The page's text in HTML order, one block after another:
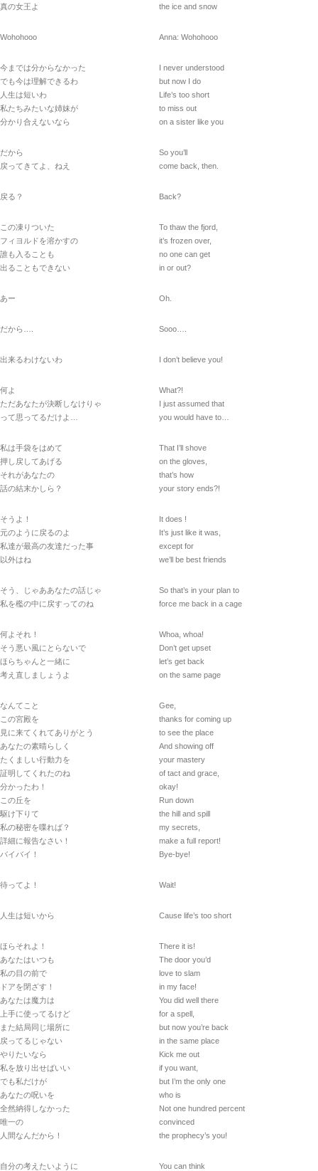
真の女王よ
Wohohooo
今までは分からなかった
でも今は理解できるわ
人生は短いわ
私たちみたいな姉妹が
分かり合えないなら
だから
戻ってきてよ、ねえ
戻る？
この凍りついた
フィヨルドを溶かすの
誰も入ることも
出ることもできない
あー
だから….
出来るわけないわ
何よ
ただあなたが決断しなけりゃ
って思ってるだけよ…
私は手袋をはめて
押し戻してあげる
それがあなたの
話の結末かしら？
そうよ！
元のように戻るのよ
私達が最高の友達だった事
以外はね
そう、じゃああなたの話じゃ
私を檻の中に戻すってのね
何よそれ！
そう悪い風にとらないで
ほらちゃんと一緒に
考え直しましょうよ
なんてこと
この宮殿を
見に来てくれてありがとう
あなたの素晴らしく
たくましい行動力を
証明してくれたのね
分かったわ！
この丘を
駆け下りて
私の秘密を喋れば？
詳細に報告なさい！
バイバイ！
待ってよ！
人生は短いから
ほらそれよ！
あなたはいつも
私の目の前で
ドアを閉ざす！
あなたは魔力は
上手に使ってるけど
また結局同じ場所に
戻ってるじゃない
やりたいなら
私を放り出せばいい
でも私だけが
あなたの呪いを
全然納得しなかった
唯一の
人間なんだから！
自分の考えたいように
the ice and snow
Anna: Wohohooo
I never understood
but now I do
Life’s too short
to miss out
on a sister like you
So you’ll
come back, then.
Back?
To thaw the fjord,
it’s frozen over,
no one can get
in or out?
Oh.
Sooo….
I don’t believe you!
What?!
I just assumed that
you would have to…
That I’ll shove
on the gloves,
that’s how
your story ends?!
It does !
It’s just like it was,
except for
we’ll be best friends
So that’s in your plan to
force me back in a cage
Whoa, whoa!
Don’t get upset
let’s get back
on the same page
Gee,
thanks for coming up
to see the place
And showing off
your mastery
of tact and grace,
okay!
Run down
the hill and spill
my secrets,
make a full report!
Bye-bye!
Wait!
Cause life’s too short
There it is!
The door you’d
love to slam
in my face!
You did well there
for a spell,
but now you’re back
in the same place
Kick me out
if you want,
but I’m the only one
who is
Not one hundred percent
convinced
the prophecy’s you!
You can think